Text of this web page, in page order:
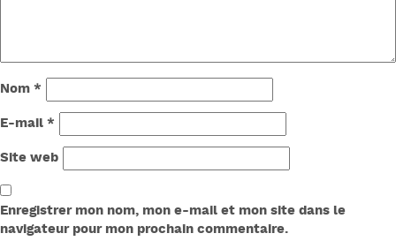
Nom*
E-mail*
Site web
Enregistrer mon nom, mon e-mail et mon site dans le
navigateur pour mon prochain commentaire.